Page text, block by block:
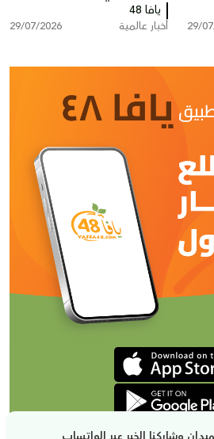
29/
نفوذا غير مسبوق
يافا 48
أخبار عالمية 29/07/2026